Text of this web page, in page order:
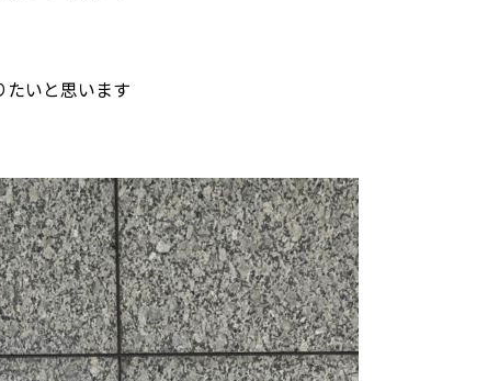
いと思います